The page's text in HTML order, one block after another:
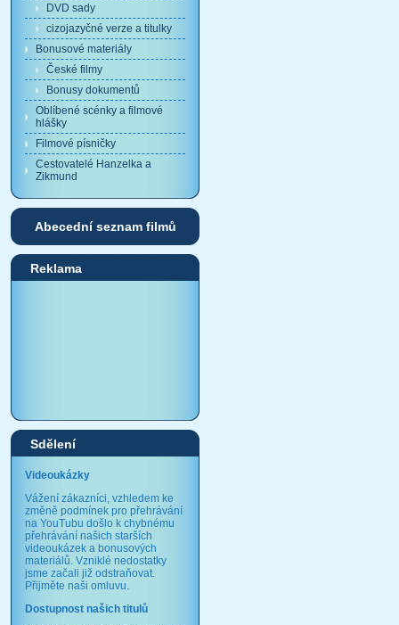
DVD sady
cizojazyčné verze a titulky
Bonusové materiály
České filmy
Bonusy dokumentů
Oblíbené scénky a filmové
hlášky
Filmové písničky
Cestovatelé Hanzelka a
Zikmund
Abecední seznam filmů
Reklama
Sdělení
Videoukázky
Vážení zákazníci, vzhledem ke
změně podmínek pro přehrávání
na YouTubu došlo k chybnému
přehrávání našich starších
videoukázek a bonusových
materiálů. Vzniklé nedostatky
jsme začali již odstraňovat.
Přijměte naši omluvu.
Dostupnost našich titulů